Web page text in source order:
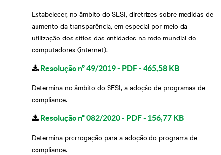
Estabelecer, no âmbito do SESI, diretrizes sobre medidas de
aumento da transparência, em especial por meio da
utilização dos sítios das entidades na rede mundial de
computadores (internet).
Resolução nº 49/2019 - PDF - 465,58 KB
Determina no âmbito do SESI, a adoção de programas de
compliance.
Resolução nº 082/2020 - PDF - 156,77 KB
Determina prorrogação para a adoção do programa de
compliance.